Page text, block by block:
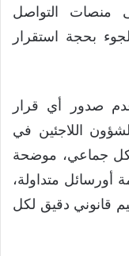
منصات التواصل
بحجة استقرار
صدور أي قرار
اللاجئين في
جماعي، موضحة
أورسائل متداولة،
قانوني دقيق لكل